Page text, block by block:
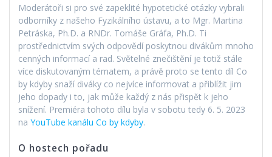
Moderátoři si pro své zapeklité hypotetické otázky vybrali
odborníky z našeho Fyzikálního ústavu, a to Mgr. Martina
Petráska, Ph.D. a RNDr. Tomáše Gráfa, Ph.D. Ti
prostřednictvím svých odpovědí poskytnou divákům mnoho
cenných informací a rad. Světelné znečištění je totiž stále
více diskutovaným tématem, a právě proto se tento díl Co
by kdyby snaží diváky co nejvíce informovat a přiblížit jim
jeho dopady i to, jak může každý z nás přispět k jeho
snížení. Premiéra tohoto dílu byla v sobotu tedy 6. 5. 2023
na YouTube kanálu Co by kdyby.
O hostech pořadu